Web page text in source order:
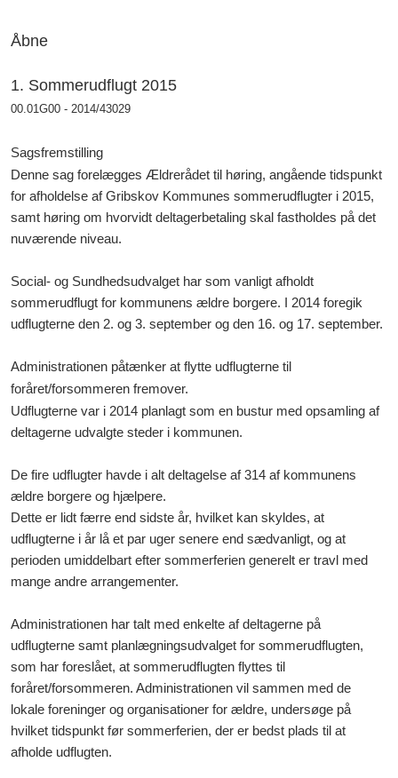
Åbne
1. Sommerudflugt 2015
00.01G00 - 2014/43029
Sagsfremstilling
Denne sag forelægges Ældrerådet til høring, angående tidspunkt
for afholdelse af Gribskov Kommunes sommerudflugter i 2015,
samt høring om hvorvidt deltagerbetaling skal fastholdes på det
nuværende niveau.
Social- og Sundhedsudvalget har som vanligt afholdt
sommerudflugt for kommunens ældre borgere. I 2014 foregik
udflugterne den 2. og 3. september og den 16. og 17. september.
Administrationen påtænker at flytte udflugterne til
foråret/forsommeren fremover.
Udflugterne var i 2014 planlagt som en bustur med opsamling af
deltagerne udvalgte steder i kommunen.
De fire udflugter havde i alt deltagelse af 314 af kommunens
ældre borgere og hjælpere.
Dette er lidt færre end sidste år, hvilket kan skyldes, at
udflugterne i år lå et par uger senere end sædvanligt, og at
perioden umiddelbart efter sommerferien generelt er travl med
mange andre arrangementer.
Administrationen har talt med enkelte af deltagerne på
udflugterne samt planlægningsudvalget for sommerudflugten,
som har foreslået, at sommerudflugten flyttes til
foråret/forsommeren. Administrationen vil sammen med de
lokale foreninger og organisationer for ældre, undersøge på
hvilket tidspunkt før sommerferien, der er bedst plads til at
afholde udflugten.